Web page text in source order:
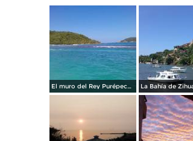
El muro del Rey Purépecha Caltzontzin en la playa Las Gatas de Zihuatanejo, Guerrero. Agosto/2018